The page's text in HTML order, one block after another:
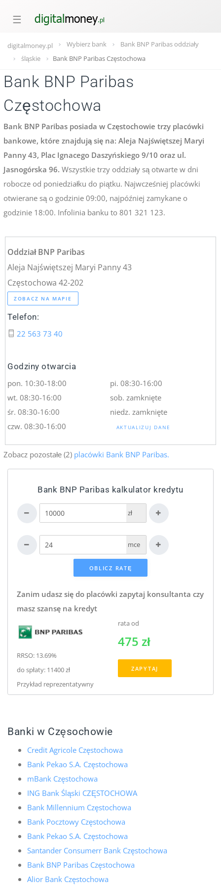
☰
digitalmoney.pl Wybierz bank
Bank BNP Paribas oddziały
śląskie
Bank BNP Paribas Częstochowa
Bank BNP Paribas
Częstochowa
Bank BNP Paribas posiada w Częstochowie trzy placówki
bankowe, które znajdują się na: Aleja Najświętszej Maryi
Panny 43, Plac Ignacego Daszyńskiego 9/10 oraz ul.
Jasnogórska 96. Wszystkie trzy oddziały są otwarte w dni
robocze od poniedziałku do piątku. Najwcześniej placówki
otwierane są o godzinie 09:00, najpóźniej zamykane o
godzinie 18:00. Infolinia banku to 801 321 123.
Oddział BNP Paribas
Aleja Najświętszej Maryi Panny 43
Częstochowa 42-202
ZOBACZ NA MAPIE
Telefon:
22 563 73 40
Godziny otwarcia
pon. 10:30-18:00
wt. 08:30-16:00
śr. 08:30-16:00
czw. 08:30-16:00
pi. 08:30-16:00
sob. zamknięte
niedz. zamknięte
AKTUALIZUJ DANE
Zobacz pozostałe (2) placówki Bank BNP Paribas.
Bank BNP Paribas kalkulator kredytu
zł
mce
Zanim udasz się do placówki zapytaj konsultanta czy
masz szansę na kredyt
RRSO: 13.69%
do spłaty: 11400 zł
Przykład reprezentatywny
rata od
475 zł
ZAPYTAJ
Banki w Częsochowie
Credit Agricole Częstochowa
Bank Pekao S.A. Częstochowa
mBank Częstochowa
ING Bank Śląski CZĘSTOCHOWA
Bank Millennium Częstochowa
Bank Pocztowy Częstochowa
Bank Pekao S.A. Częstochowa
Santander Consumerr Bank Częstochowa
Bank BNP Paribas Częstochowa
Alior Bank Częstochowa